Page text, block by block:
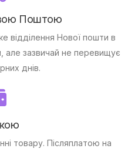
Поштою
відділення Нової пошти в
але зазвичай не перевищує
днів.
товару. Післяплатою на